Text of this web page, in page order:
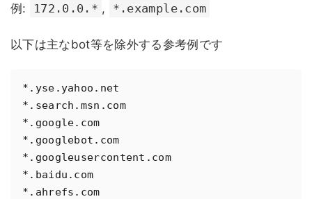
例:
172.0.0.* , *.example.com
以下は主なbot等を除外する参考例です
*.yse.yahoo.net
*.search.msn.com
*.google.com
*.googlebot.com
*.googleusercontent.com
*.baidu.com
*.ahrefs.com